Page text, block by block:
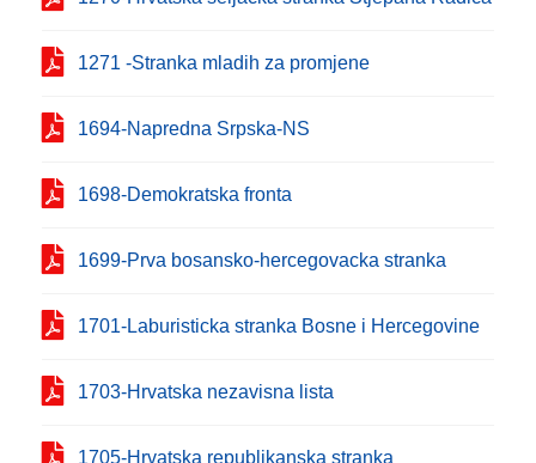
1271 -Stranka mladih za promjene
1694-Napredna Srpska-NS
1698-Demokratska fronta
1699-Prva bosansko-hercegovacka stranka
1701-Laburisticka stranka Bosne i Hercegovine
1703-Hrvatska nezavisna lista
1705-Hrvatska republikanska stranka